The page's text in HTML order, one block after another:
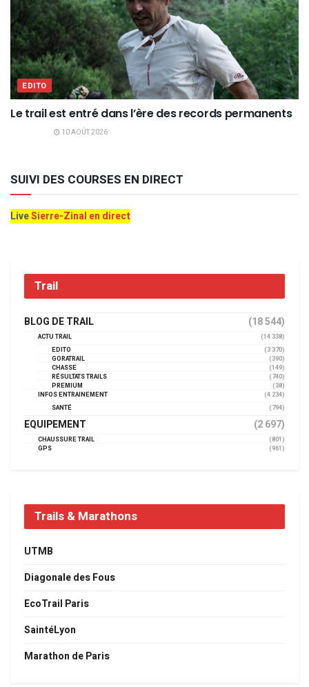
EDITO
Le trail est entré dans l’ère des records permanents
10 AOÛT 2026
SUIVI DES COURSES EN DIRECT
LiveSierre-Zinal en direct
Trail
BLOG DE TRAIL (18 544)
ACTU TRAIL
(14 338)
EDITO
(3 370)
GORATRAIL
(390)
CHASSE
(149)
RÉSULTATS TRAILS
(740)
PREMIUM
(38)
INFOS ENTRAINEMENT
(4 234)
SANTÉ
(794)
EQUIPEMENT (2 697)
CHAUSSURE TRAIL
(801)
GPS
(961)
Trails & Marathons
UTMB
Diagonale des Fous
EcoTrail Paris
SaintéLyon
Marathon de Paris